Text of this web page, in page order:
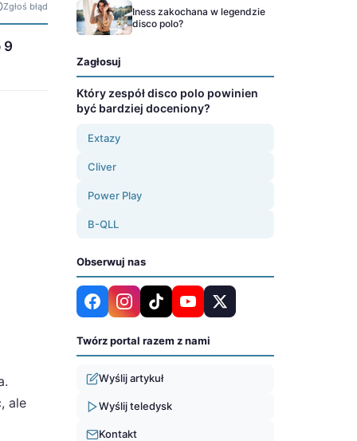
Zgłoś błąd
9
ale
Iness zakochana w legendzie
disco polo?
Zagłosuj
Który zespół disco polo powinien
być bardziej doceniony?
Extazy
Cliver
Power Play
B-QLL
Obserwuj nas
Twórz portal razem z nami
Wyślij artykuł
Wyślij teledysk
Kontakt